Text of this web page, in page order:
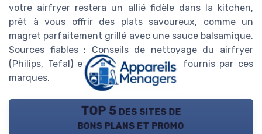
votre airfryer restera un allié fidèle dans la kitchen,
prêt à vous offrir des plats savoureux, comme un
magret parfaitement grillé avec une sauce balsamique.
Sources fiables : Conseils de nettoyage du airfryer
(Philips, Tefal) et guides d’utilisation fournis par ces
marques.
TOP 5 des sites de
bons plans et promo